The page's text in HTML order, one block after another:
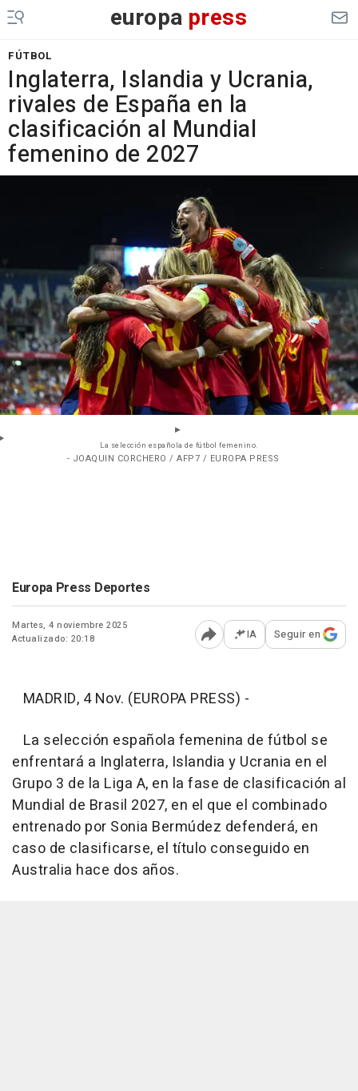
europa press
FÚTBOL
Inglaterra, Islandia y Ucrania,
rivales de España en la
clasificación al Mundial
femenino de 2027
La selección española de fútbol femenino.
- JOAQUIN CORCHERO / AFP7 / EUROPA PRESS
Europa Press Deportes
Martes, 4 noviembre 2025
Actualizado: 20:18
Abrir opciones para
IA Seguir en
MADRID, 4 Nov. (EUROPA PRESS) -
La selección española femenina de fútbol se
enfrentará a Inglaterra, Islandia y Ucrania en el
Grupo 3 de la Liga A, en la fase de clasificación al
Mundial de Brasil 2027, en el que el combinado
entrenado por Sonia Bermúdez defenderá, en
caso de clasificarse, el título conseguido en
Australia hace dos años.